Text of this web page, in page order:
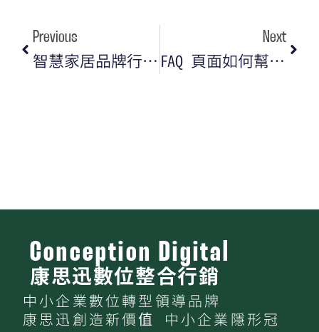
Previous
智慧家居品牌行銷攻略｜從 SEO 優化到品牌經營的關鍵策略
Next
FAQ 頁面如何幫助 AI Overviews 取得曝光
Conception Digital
康思迅數位整合行銷
中小企業數位轉型領導品牌
康思迅創造新價值 中小企業隱形冠